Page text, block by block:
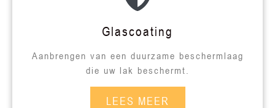
Glascoating
Aanbrengen van een duurzame beschermlaag
die uw lak beschermt.
LEES MEER